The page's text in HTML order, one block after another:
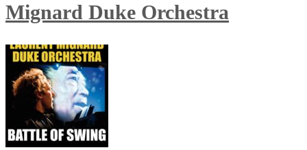
Mignard Duke Orchestra